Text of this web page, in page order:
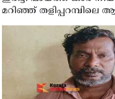
മറിഞ്ഞ് തളിപ്പറമ്പിലെ
കോണ്‍ഗ്രസ് നേതാവ്